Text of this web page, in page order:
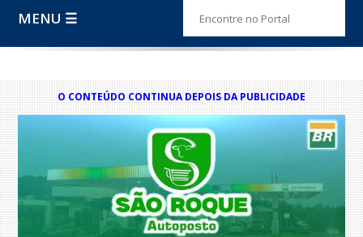
MENU ☰
O CONTEÚDO CONTINUA DEPOIS DA PUBLICIDADE